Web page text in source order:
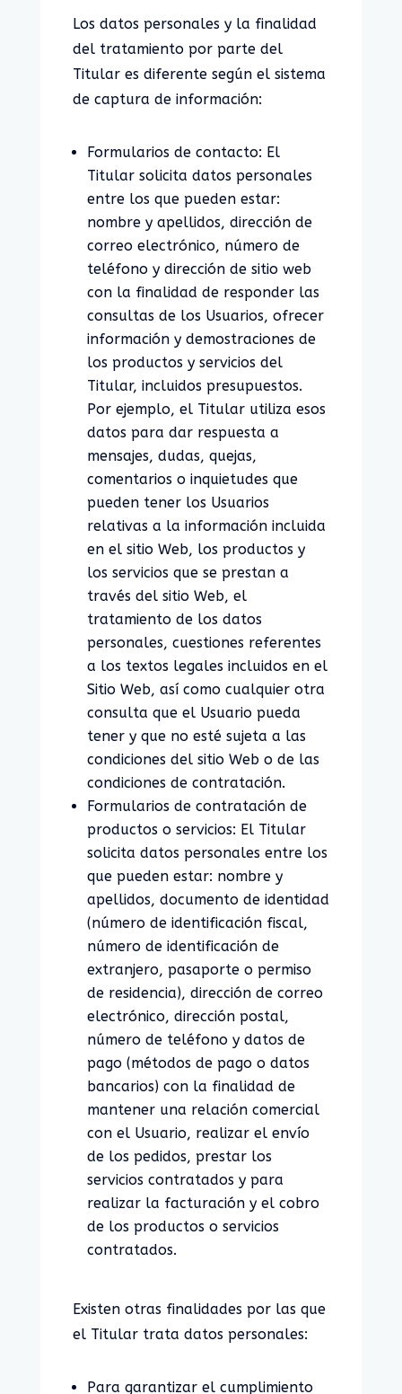
Los datos personales y la finalidad
del tratamiento por parte del
Titular es diferente según el sistema
de captura de información:
Formularios de contacto: El
Titular solicita datos personales
entre los que pueden estar:
nombre y apellidos, dirección de
correo electrónico, número de
teléfono y dirección de sitio web
con la finalidad de responder las
consultas de los Usuarios, ofrecer
información y demostraciones de
los productos y servicios del
Titular, incluidos presupuestos.
Por ejemplo, el Titular utiliza esos
datos para dar respuesta a
mensajes, dudas, quejas,
comentarios o inquietudes que
pueden tener los Usuarios
relativas a la información incluida
en el sitio Web, los productos y
los servicios que se prestan a
través del sitio Web, el
tratamiento de los datos
personales, cuestiones referentes
a los textos legales incluidos en el
Sitio Web, así como cualquier otra
consulta que el Usuario pueda
tener y que no esté sujeta a las
condiciones del sitio Web o de las
condiciones de contratación.
Formularios de contratación de
productos o servicios: El Titular
solicita datos personales entre los
que pueden estar: nombre y
apellidos, documento de identidad
(número de identificación fiscal,
número de identificación de
extranjero, pasaporte o permiso
de residencia), dirección de correo
electrónico, dirección postal,
número de teléfono y datos de
pago (métodos de pago o datos
bancarios) con la finalidad de
mantener una relación comercial
con el Usuario, realizar el envío
de los pedidos, prestar los
servicios contratados y para
realizar la facturación y el cobro
de los productos o servicios
contratados.
Existen otras finalidades por las que
el Titular trata datos personales:
Para garantizar el cumplimiento